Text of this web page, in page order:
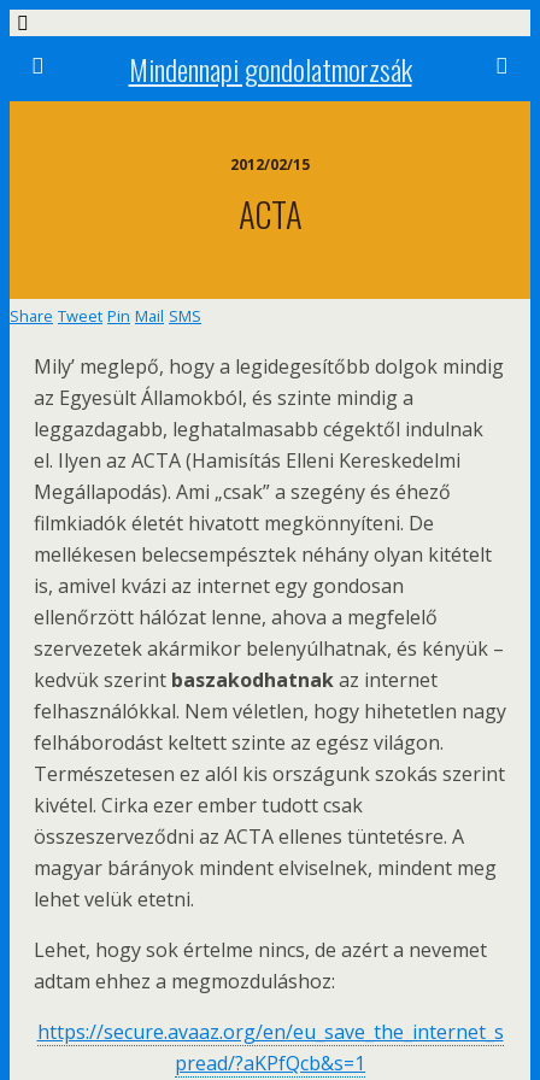
Mindennapi gondolatmorzsák
2012/02/15
ACTA
Share Tweet Pin Mail SMS
Mily’ meglepő, hogy a legidegesítőbb dolgok mindig
az Egyesült Államokból, és szinte mindig a
leggazdagabb, leghatalmasabb cégektől indulnak
el. Ilyen az ACTA (Hamisítás Elleni Kereskedelmi
Megállapodás). Ami „csak” a szegény és éhező
filmkiadók életét hivatott megkönnyíteni. De
mellékesen belecsempésztek néhány olyan kitételt
is, amivel kvázi az internet egy gondosan
ellenőrzött hálózat lenne, ahova a megfelelő
szervezetek akármikor belenyúlhatnak, és kényük –
kedvük szerint baszakodhatnakaz internet
felhasználókkal. Nem véletlen, hogy hihetetlen nagy
felháborodást keltett szinte az egész világon.
Természetesen ez alól kis országunk szokás szerint
kivétel. Cirka ezer ember tudott csak
összeszerveződni az ACTA ellenes tüntetésre. A
magyar bárányok mindent elviselnek, mindent meg
lehet velük etetni.
Lehet, hogy sok értelme nincs, de azért a nevemet
adtam ehhez a megmozduláshoz:
https://secure.avaaz.org/en/eu_save_the_internet_s
pread/?aKPfQcb&s=1